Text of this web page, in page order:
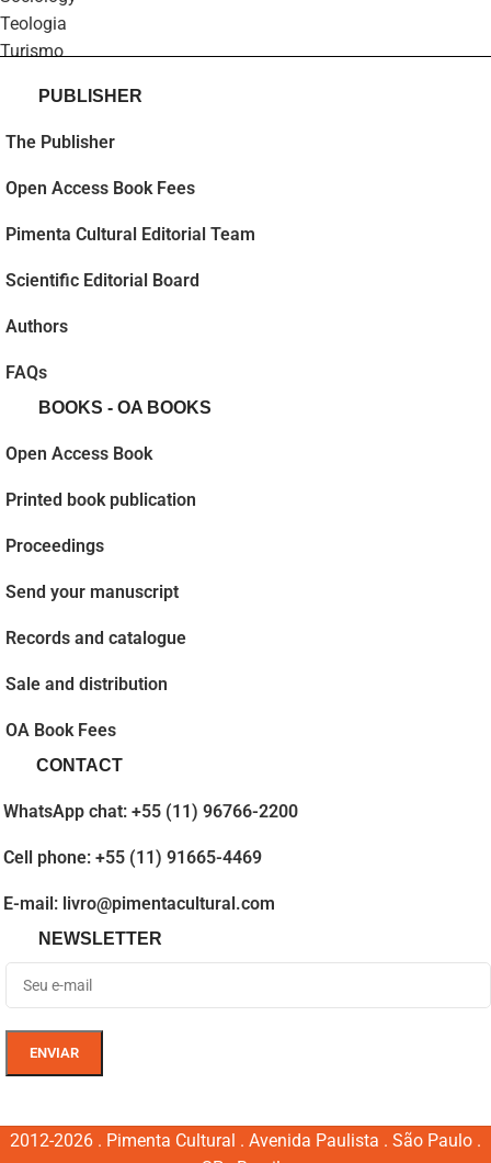
teologia
turismo
PUBLISHER
The Publisher
Open Access Book Fees
Pimenta Cultural Editorial Team
Scientific Editorial Board
Authors
FAQs
BOOKS - OA BOOKS
Open Access Book
Printed book publication
Proceedings
Send your manuscript
Records and catalogue
Sale and distribution
OA Book Fees
CONTACT
WhatsApp chat: +55 (11) 96766-2200
Cell phone: +55 (11) 91665-4469
E-mail: livro@pimentacultural.com
NEWSLETTER
2012-2026 . Pimenta Cultural . Avenida Paulista . São Paulo .